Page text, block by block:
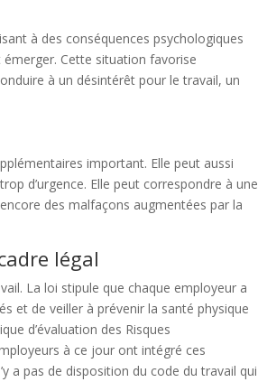
à des conséquences psychologiques
Cette situation favorise
à un désintérêt pour le travail, un
important. Elle peut aussi
d’urgence. Elle peut correspondre à une
des malfaçons augmentées par la
légal
La loi stipule que chaque employeur a
et de veiller à prévenir la santé physique
d’évaluation des Risques
à ce jour ont intégré ces
a pas de disposition du code du travail qui